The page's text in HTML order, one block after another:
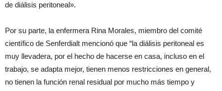
de diálisis peritoneal».
Por su parte, la enfermera Rina Morales, miembro del comité
científico de Senferdialt mencionó que “la diálisis peritoneal es
muy llevadera, por el hecho de hacerse en casa, incluso en el
trabajo, se adapta mejor, tienen menos restricciones en general,
no tienen la función renal residual por mucho más tiempo y